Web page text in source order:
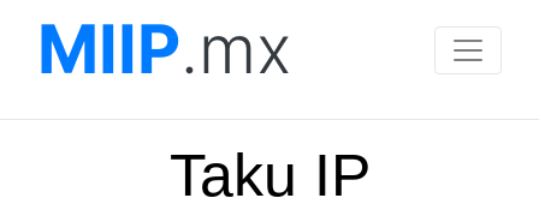
MIIP.mx
Taku IP